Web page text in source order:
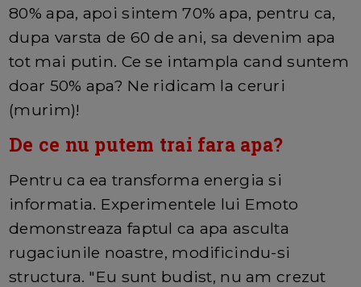
80% apa, apoi sintem 70% apa, pentru ca,
dupa varsta de 60 de ani, sa devenim apa
tot mai putin. Ce se intampla cand suntem
doar 50% apa? Ne ridicam la ceruri
(murim)!
De ce nu putem trai fara apa?
Pentru ca ea transforma energia si
informatia. Experimentele lui Emoto
demonstreaza faptul ca apa asculta
rugaciunile noastre, modificindu-si
structura. "Eu sunt budist, nu am crezut